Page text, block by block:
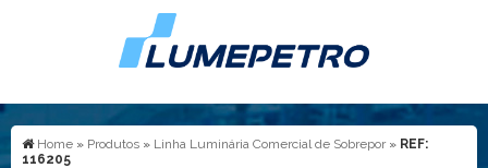
Home » Produtos » Linha Luminária Comercial de Sobrepor » REF:
116205